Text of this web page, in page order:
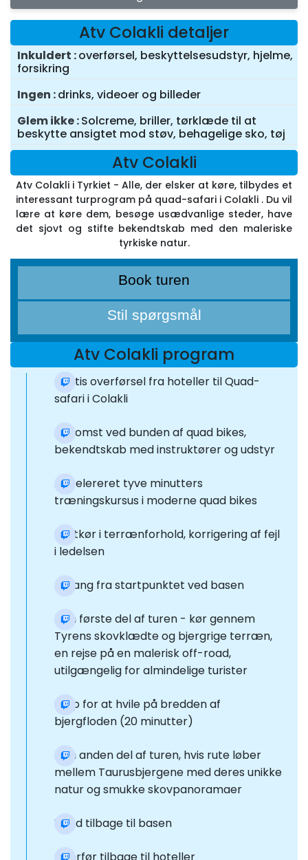
Atv Colakli detaljer
Inkuldert overførsel, beskyttelsesudstyr, hjelme,
forsikring
Ingen drinks, videoer og billeder
Glem ikke Solcreme, briller, tørklæde til at
beskytte ansigtet mod støv, behagelige sko, tøj
Atv Colakli
Atv Colakli i Tyrkiet - Alle, der elsker at køre, tilbydes et
interessant turprogram på quad-safari i Colakli . Du vil
lære at køre dem, besøge usædvanlige steder, have
det sjovt og stifte bekendtskab med den maleriske
tyrkiske natur.
Book turen
Stil spørgsmål
Atv Colakli program
Gratis overførsel fra hoteller til Quad-
safari i Colakli
Ankomst ved bunden af quad bikes,
bekendtskab med instruktører og udstyr
Accelereret tyve minutters
træningskursus i moderne quad bikes
Testkør i terrænforhold, korrigering af fejl
i ledelsen
Afgang fra startpunktet ved basen
Den første del af turen - kør gennem
Tyrens skovklædte og bjergrige terræn,
en rejse på en malerisk off-road,
utilgængelig for almindelige turister
Stop for at hvile på bredden af
bjergfloden (20 minutter)
Den anden del af turen, hvis rute løber
mellem Taurusbjergene med deres unikke
natur og smukke skovpanoramaer
Vend tilbage til basen